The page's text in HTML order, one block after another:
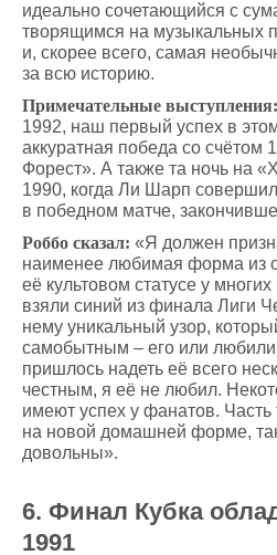
идеально сочетающийся с
творящимся на музыкальных
и, скорее всего, самая
за всю историю.
Примечательные выступления:
1992, наш первый успех в
аккуратная победа со счётом
Форест». А также та ночь на
1990, когда Ли Шарп
в победном матче,
Роббо сказал: «Я должен
наименее любимая форма из
её культовом статусе у
взяли синий из финала Лиги
нему уникальный узор,
самобытным – его или
пришлось надеть её всего
честным, я её не любил.
имеют успех у фанатов. Часть
на новой домашней форме,
довольны».
6. Финал Кубка
1991